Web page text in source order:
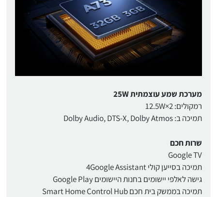
מערכת שמע עוצמתית 25W
רמקולים: 2×12.5W
תמיכה ב: Dolby Audio, DTS-X, Dolby Atmos
שרות חכם
Google TV
תמיכה בסייען קולי 4Google Assistant
גישה לאלפי יישומים בחנות היישומים Google Play
תמיכה בממשק בית חכם Smart Home Control Hub